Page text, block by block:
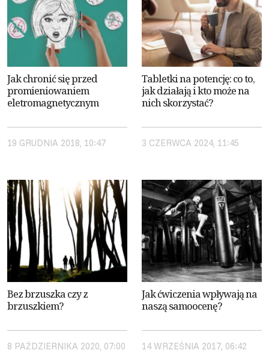
Jak chronić się przed
promieniowaniem
eletromagnetycznym
19 GRUDNIA 2018, 10:47
Tabletki na potencję: co to,
jak działają i kto może na
nich skorzystać?
3 CZERWCA 2024, 11:45
Bez brzuszka czy z
brzuszkiem?
8 PAŹDZIERNIKA 2020, 07:00
Jak ćwiczenia wpływają na
naszą samoocenę?
14 WRZEŚNIA 2017, 06:42